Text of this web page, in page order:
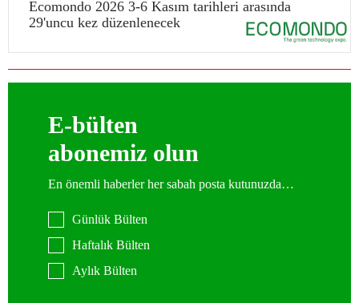
Ecomondo 2026 3-6 Kasım tarihleri arasında
29'uncu kez düzenlenecek
E-bülten
abonemiz olun
En önemli haberler her sabah posta kutunuzda…
Günlük Bülten
Haftalık Bülten
Aylık Bülten